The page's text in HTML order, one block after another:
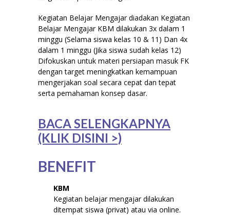
Kegiatan Belajar Mengajar diadakan Kegiatan
Belajar Mengajar KBM dilakukan 3x dalam 1
minggu (Selama siswa kelas 10 & 11) Dan 4x
dalam 1 minggu (Jika siswa sudah kelas 12)
Difokuskan untuk materi persiapan masuk FK
dengan target meningkatkan kemampuan
mengerjakan soal secara cepat dan tepat
serta pemahaman konsep dasar.
BACA SELENGKAPNYA
(KLIK DISINI >)
BENEFIT
KBM
Kegiatan belajar mengajar dilakukan
ditempat siswa (privat) atau via online.